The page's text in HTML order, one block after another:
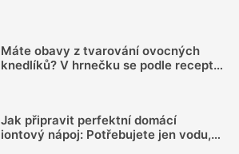
Máte obavy z tvarování ovocných
knedlíků? V hrnečku se podle receptu
Jak připravit perfektní domácí
iontový nápoj: Potřebujete jen vodu,